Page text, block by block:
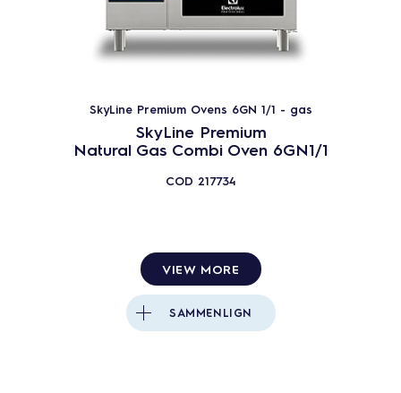
SkyLine Premium Ovens 6GN 1/1 - gas
SkyLine Premium
Natural Gas Combi Oven 6GN1/1
COD 217734
VIEW MORE
SAMMENLIGN